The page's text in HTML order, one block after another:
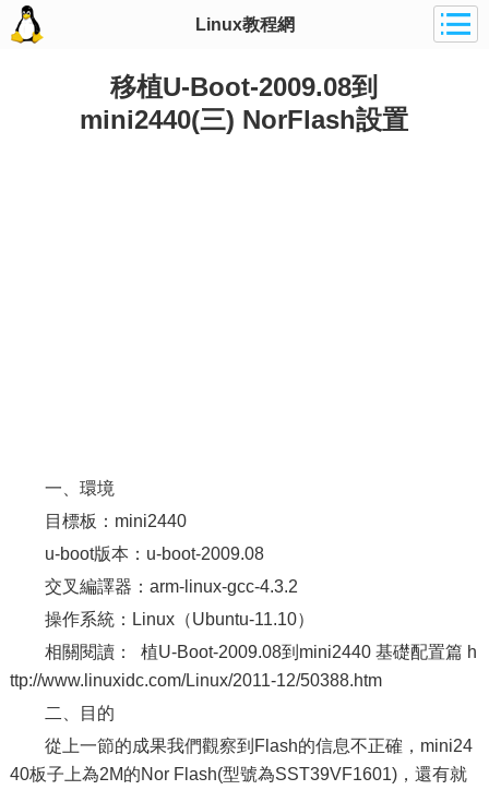
Linux教程網
移植U-Boot-2009.08到
mini2440(三) NorFlash設置
一、環境
目標板：mini2440
u-boot版本：u-boot-2009.08
交叉編譯器：arm-linux-gcc-4.3.2
操作系統：Linux（Ubuntu-11.10）
相關閱讀： 植U-Boot-2009.08到mini2440 基礎配置篇 h
ttp://www.linuxidc.com/Linux/2011-12/50388.htm
二、目的
從上一節的成果我們觀察到Flash的信息不正確，mini24
40板子上為2M的Nor Flash(型號為SST39VF1601)，還有就